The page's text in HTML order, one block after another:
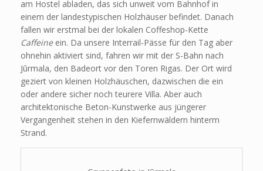
am Hostel abladen, das sich unweit vom Bahnhof in
einem der landestypischen Holzhäuser befindet. Danach
fallen wir erstmal bei der lokalen Coffeshop-Kette
Caffeineein. Da unsere Interrail-Pässe für den Tag aber
ohnehin aktiviert sind, fahren wir mit der S-Bahn nach
Jūrmala, den Badeort vor den Toren Rigas. Der Ort wird
geziert von kleinen Holzhäuschen, dazwischen die ein
oder andere sicher noch teurere Villa. Aber auch
architektonische Beton-Kunstwerke aus jüngerer
Vergangenheit stehen in den Kiefernwäldern hinterm
Strand.